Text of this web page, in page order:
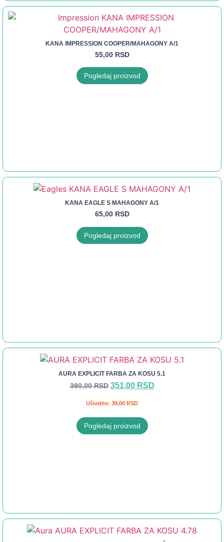
KANA IMPRESSION COOPER/MAHAGONY A/1
55,00 RSD
Pogledaj proizvod
KANA EAGLE S MAHAGONY A/1
65,00 RSD
Pogledaj proizvod
AURA EXPLICIT FARBA ZA KOSU 5.1
390,00RSD 351,00 RSD
Uštedite: 39,00 RSD
Pogledaj proizvod